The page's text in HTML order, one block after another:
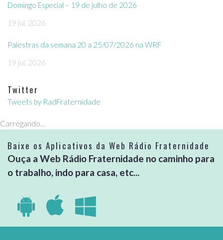
Domingo Especial – 19 de julho de 2026
19 jul, 2026
Palestras da semana 20 a 25/07/2026 na WRF
19 jul, 2026
Twitter
Tweets by RadFraternidade
Carregando...
Baixe os Aplicativos da Web Rádio Fraternidade
Ouça a Web Rádio Fraternidade no caminho para
o trabalho, indo para casa, etc...